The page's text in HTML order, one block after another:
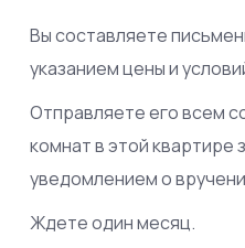
Вы составляете
указанием цены и
Отправляете его всем
комнат в этой квартире
уведомлением о
Ждете один месяц.